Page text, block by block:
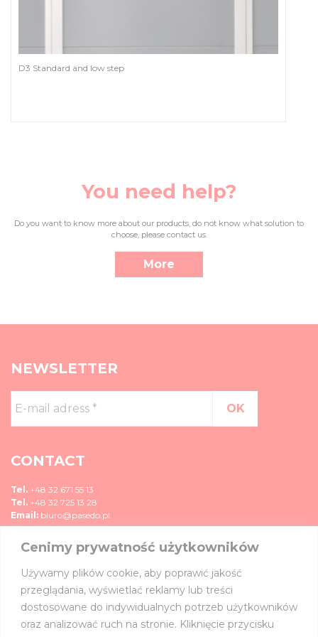
Cenimy prywatność użytkowników
Używamy plików cookie, aby poprawić jakość
przeglądania, wyświetlać reklamy lub treści
dostosowane do indywidualnych potrzeb użytkowników
oraz analizować ruch na stronie. Kliknięcie przycisku
D3 Standard and low step
You need help?
Do you want to know more about our products, do not know what solution to
choose, please contact us.
More
NEWSLETTER
mail
adress
CONTACT
Tel. +48 32 671 55 13
Tel. +48 32 725 13 28
Email: biuro@pasedo.pl
ul. Przemysłowa 11
MEDIA
JOIN US ON: